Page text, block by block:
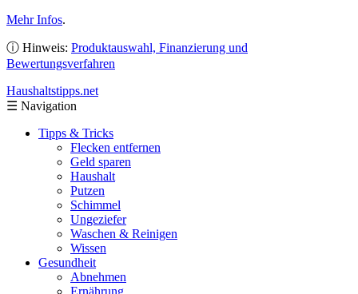
Mehr Infos.
ⓘ Hinweis: Produktauswahl, Finanzierung und
Bewertungsverfahren
Haushaltstipps.net
☰ Navigation
Tipps & Tricks
Flecken entfernen
Geld sparen
Haushalt
Putzen
Schimmel
Ungeziefer
Waschen & Reinigen
Wissen
Gesundheit
Abnehmen
Ernährung